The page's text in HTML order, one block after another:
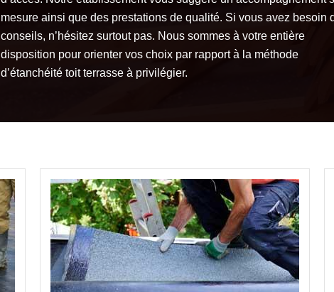
mesure ainsi que des prestations de qualité. Si vous avez besoin
conseils, n’hésitez surtout pas. Nous sommes à votre entière
disposition pour orienter vos choix par rapport à la méthode
d’étanchéité toit terrasse à privilégier.